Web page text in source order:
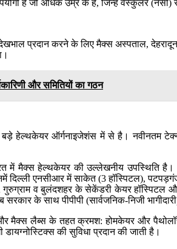
है जो अधिक उम्र के हैं, जिन्हें वैस्कुलर
प्रदान करने के लिए मैक्स अस्पताल, देहरादून
और समितियों का गठन
हेल्थकेयर ऑर्गनाइजेशंस में से है। नवीनतम
मैक्स हेल्थकेयर की उल्लेखनीय उपस्थिति है।
एनसीआर में साकेत (3 हॉस्पिटल), पटपड़गंज,
व बुलंदशहर के सेकेंडरी केयर हॉस्पिटल
के साथ पीपीपी (सार्वजनिक-निजी
मैक्स लैब्स के तहत क्रमश: होमकेयर और
की सुविधा प्रदान की जाती है।